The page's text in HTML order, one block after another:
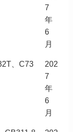
7
年
6
月
、C73
202
7
年
6
月